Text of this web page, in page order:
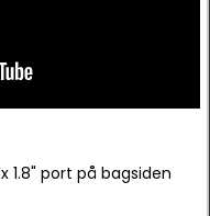
1.8" port på bagsiden